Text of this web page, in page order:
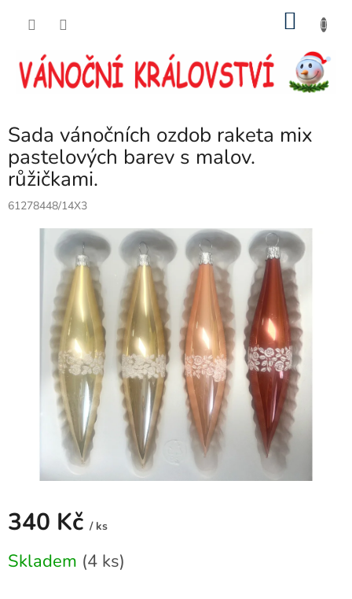
Sada vánočních ozdob raketa mix
pastelových barev s malov.
růžičkami.
61278448/14X3
340 Kč / ks
cena:
Skladem (4 ks)